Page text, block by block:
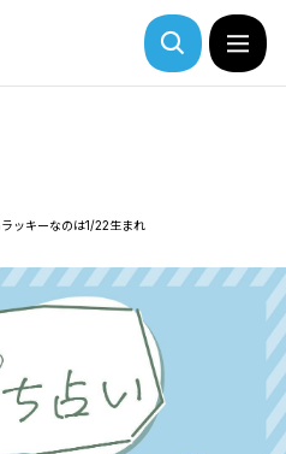
ッキーなのは1/22生まれ